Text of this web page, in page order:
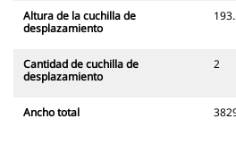
Altura de la cuchilla de
desplazamiento
Cantidad de cuchilla de
desplazamiento
2
Ancho total